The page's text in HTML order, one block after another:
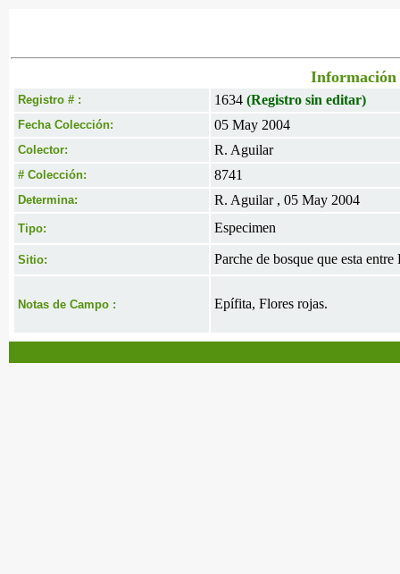
Información
Registro # : 1634 (Registro sin editar)
Fecha Colección: 05 May 2004
Colector: R. Aguilar
# Colección: 8741
Determina: R. Aguilar , 05 May 2004
Tipo: Especimen
Sitio: Parche de bosque que esta
Notas de Campo : Epífita, Flores rojas.